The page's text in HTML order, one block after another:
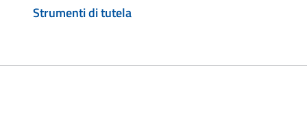
Strumenti di tutela